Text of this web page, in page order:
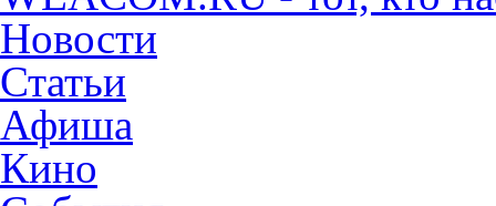
Новости
Статьи
Афиша
Кино